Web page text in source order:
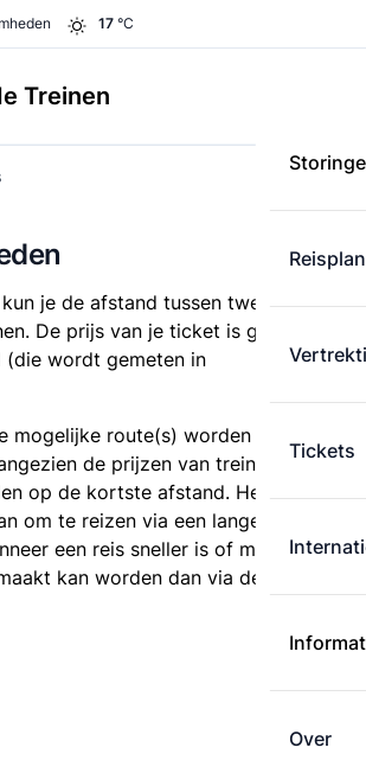
17 °C
Treinen
Tickets
Over
je de afstand tussen twee
De prijs van je ticket is gebaseerd
wordt gemeten in
mogelijke route(s) worden
de prijzen van treintickets
op de kortste afstand. Het is
om te reizen via een langere route,
een reis sneller is of met minder
kan worden dan via de kortste